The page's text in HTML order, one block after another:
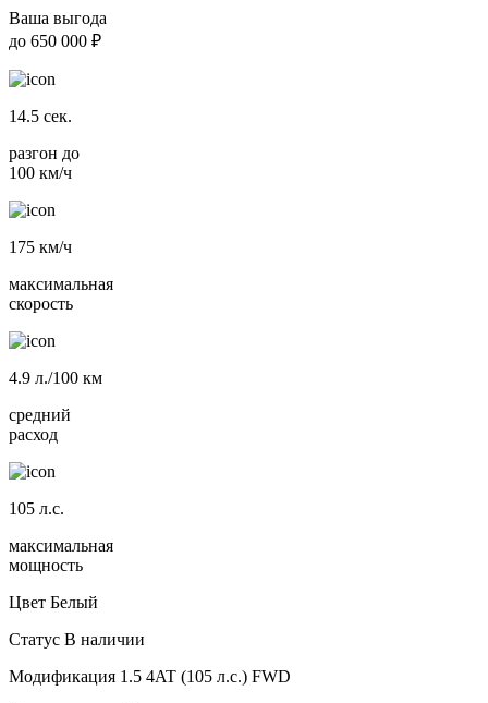
Ваша выгода
до 650 000 ₽
14.5 сек.
разгон до
100 км/ч
175 км/ч
максимальная
скорость
4.9 л./100 км
средний
расход
105 л.с.
максимальная
мощность
Цвет Белый
Статус В наличии
Модификация 1.5 4AT (105 л.с.) FWD